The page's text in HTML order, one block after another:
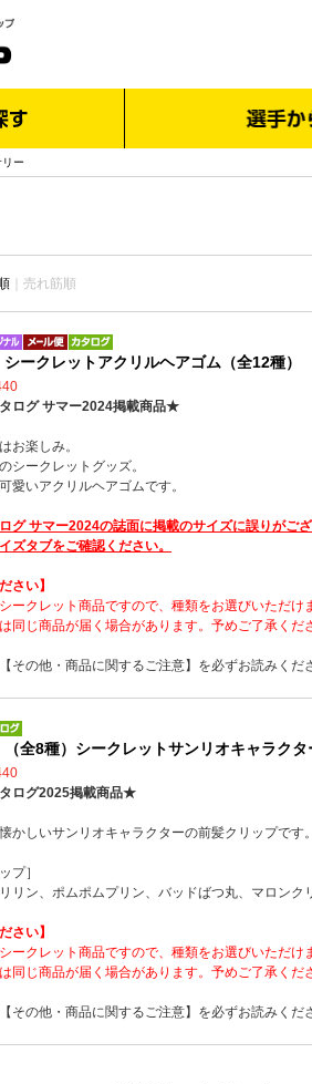
ー
｜ 売れ筋順
シークレットアクリルヘアゴム（全12種）
ログ サマー2024掲載商品★
お楽しみ。
シークレットグッズ。
愛いアクリルヘアゴムです。
グ サマー2024の誌面に掲載のサイズに誤りがござ
ズタブをご確認ください。
さい】
ークレット商品ですので、種類をお選びいただけ
同じ商品が届く場合があります。予めご了承くだ
その他・商品に関するご注意】を必ずお読みくだ
（全8種）シークレットサンリオキャラク
ログ2025掲載商品★
かしいサンリオキャラクターの前髪クリップです。
プ］
リン、ポムポムプリン、バッドばつ丸、マロン
さい】
ークレット商品ですので、種類をお選びいただけ
同じ商品が届く場合があります。予めご了承くだ
その他・商品に関するご注意】を必ずお読みくだ